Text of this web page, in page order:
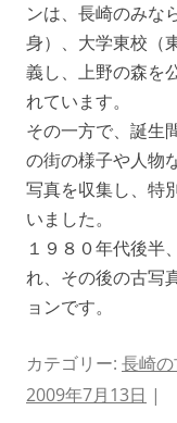
ンは、長崎のみな
身）、大学東校（
義し、上野の森を
れています。
その一方で、誕生
の街の様子や人物
写真を収集し、特
いました。
１９８０年代後半
れ、その後の古写
ョンです。
カテゴリー: 長崎の
2009年7月13日 |